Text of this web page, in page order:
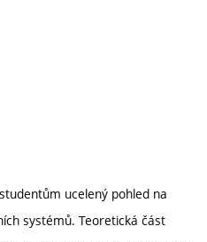
ucelený pohled na
systémů. Teoretická část